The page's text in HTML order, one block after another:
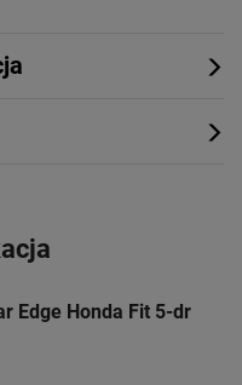
Edge Honda Fit 5-dr